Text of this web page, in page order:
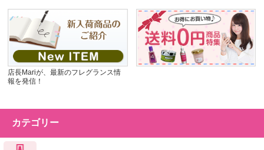
店長Mariが、最新のフレグランス情
報を発信！
カテゴリー